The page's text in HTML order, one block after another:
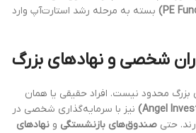
بسته به مرحله رشد استارت‌آپ وارد
شخصی و نهادهای بزرگ
بزرگ محدود نیست. افراد حقیقی یا همان
نیز با سرمایه‌گذاری شخصی در
حتی صندوق‌های بازنشستگی و نهادهای